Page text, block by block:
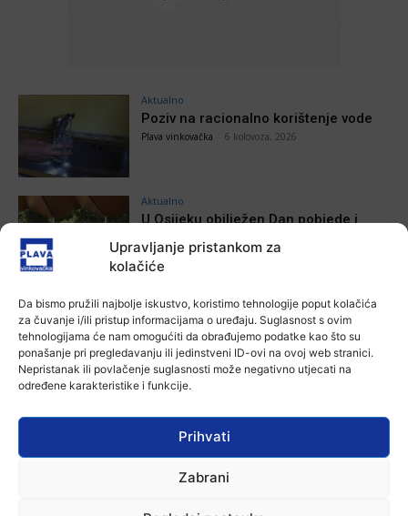
Upravljanje pristankom za
kolačiće
Da bismo pružili najbolje iskustvo, koristimo tehnologije poput kolačića
za čuvanje i/ili pristup informacijama o uređaju. Suglasnost s ovim
tehnologijama će nam omogućiti da obrađujemo podatke kao što su
ponašanje pri pregledavanju ili jedinstveni ID-ovi na ovoj web stranici.
Nepristanak ili povlačenje suglasnosti može negativno utjecati na
određene karakteristike i funkcije.
Prihvati
Zabrani
Aktualno
Poziv na racionalno korištenje vode
Plava vinkovačka 6 kolovoza, 2026
Aktualno
U Osijeku obilježen Dan pobjede i
hrvatskih branitelja
Ana Tokić
Aktualno
Izložba Antuna Babića u vinkovačkoj
Galeriji Slavko Kopač
Ana Tokić - 4 kolovoza, 2026